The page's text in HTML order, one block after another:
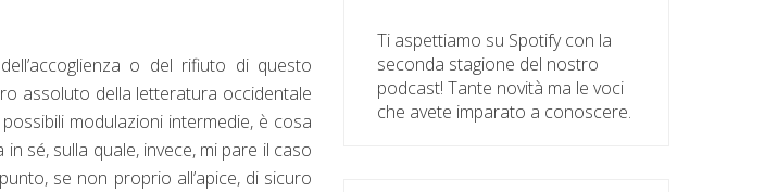
o del rifiuto di questo
assoluto della letteratura occidentale
modulazioni intermedie, è cosa
sé, sulla quale, invece, mi pare il caso
se non proprio all’apice, di sicuro
Ti aspettiamo su Spotify con la
seconda stagione del nostro
podcast! Tante novità ma le voci
che avete imparato a conoscere.